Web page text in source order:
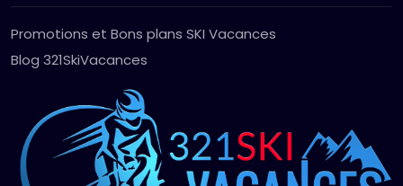
Promotions et Bons plans SKI Vacances
Blog 321SkiVacances